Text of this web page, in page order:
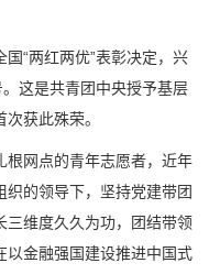
“两红两优”表彰决定，兴
这是共青团中央授予基层
获此殊荣。
根网点的青年志愿者，近年
的领导下，坚持党建带团
三维度久久为功，团结带领
以金融强国建设推进中国式